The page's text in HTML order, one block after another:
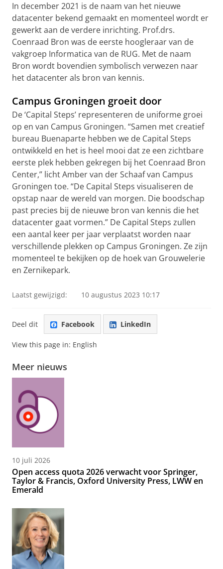
In december 2021 is de naam van het nieuwe
datacenter bekend gemaakt en momenteel wordt er
gewerkt aan de verdere inrichting. Prof.drs.
Coenraad Bron was de eerste hoogleraar van de
vakgroep Informatica van de RUG. Met de naam
Bron wordt bovendien symbolisch verwezen naar
het datacenter als bron van kennis.
Campus Groningen groeit door
De ‘Capital Steps’ representeren de uniforme groei
op en van Campus Groningen. “Samen met creatief
bureau Buenaparte hebben we de Capital Steps
ontwikkeld en het is heel mooi dat ze een zichtbare
eerste plek hebben gekregen bij het Coenraad Bron
Center,” licht Amber van der Schaaf van Campus
Groningen toe. “De Capital Steps visualiseren de
opstap naar de wereld van morgen. Die boodschap
past precies bij de nieuwe bron van kennis die het
datacenter gaat vormen.” De Capital Steps zullen
een aantal keer per jaar verplaatst worden naar
verschillende plekken op Campus Groningen. Ze zijn
momenteel te bekijken op de hoek van Grouwelerie
en Zernikepark.
Laatst gewijzigd: 10 augustus 2023 10:17
Deel dit Facebook LinkedIn
View this page in: English
Meer nieuws
10 juli 2026
Open access quota 2026 verwacht voor Springer,
Taylor & Francis, Oxford University Press, LWW en
Emerald